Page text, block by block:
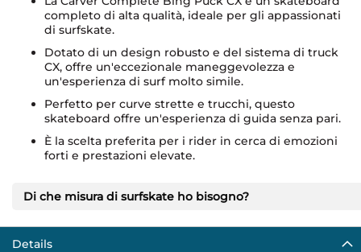
completo di alta qualità, ideale per gli appassionati
di surfskate.
Dotato di un design robusto e del sistema di truck
CX, offre un'eccezionale maneggevolezza e
un'esperienza di surf molto simile.
Perfetto per curve strette e trucchi, questo
skateboard offre un'esperienza di guida senza pari.
È la scelta preferita per i rider in cerca di emozioni
forti e prestazioni elevate.
Di che misura di surfskate ho bisogno?
Details